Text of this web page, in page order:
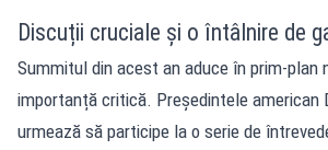
Discuții cruciale și o întâlnire de
Summitul din acest an aduce în prim-plan
importanță critică. Președintele american
urmează să participe la o serie de